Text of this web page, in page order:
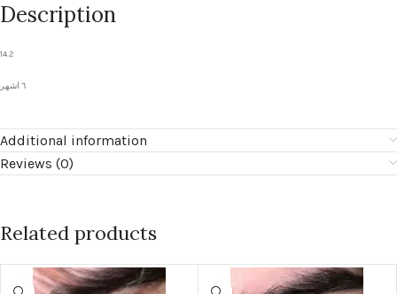
Description
14.2
٦ اشهر
Additional information
Reviews (0)
Related products